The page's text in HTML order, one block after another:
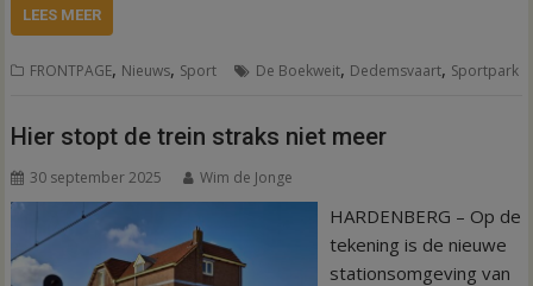
LEES MEER
FRONTPAGE, Nieuws, Sport De Boekweit, Dedemsvaart, Sportpark
Hier stopt de trein straks niet meer
30 september 2025 Wim de Jonge
HARDENBERG – Op de
tekening is de nieuwe
stationsomgeving van